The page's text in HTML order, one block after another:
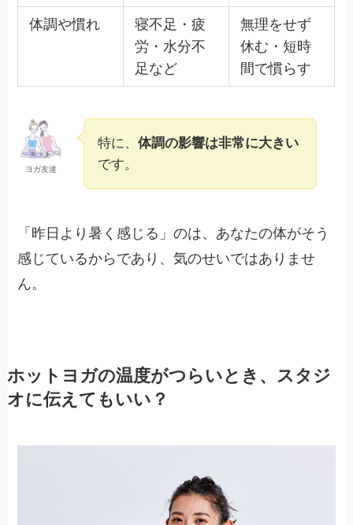
体調や慣れ
寝不足・疲
労・水分不
足など
無理をせず
休む・短時
間で慣らす
ヨガ友達
特に、体調の影響は非常に大きい
です。
「昨日より暑く感じる」のは、あなたの体がそう
感じているからであり、気のせいではありませ
ん。
ホットヨガの温度がつらいとき、スタジ
オに伝えてもいい？